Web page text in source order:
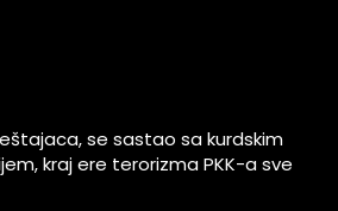
se sastao sa kurdskim
kraj ere terorizma PKK-a sve